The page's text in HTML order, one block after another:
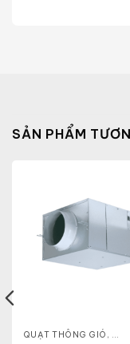
SẢN PHẨM
QUẠT THÔNG GIÓ ,
QUẠT ĐIỆN, QUẠT TRẦN